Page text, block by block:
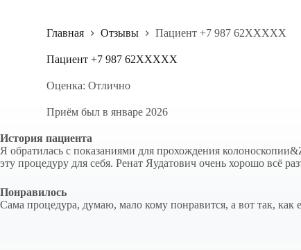
Главная Отзывы Пациент +7 987 62XXXXX
Пациент +7 987 62XXXXX
Оценка: Отлично
Приём был в январе 2026
История пациента
Я обратилась с показаниями для прохождения
эту процедуру для себя. Ренат Яудатович очень хорошо всё
Понравилось
Сама процедура, думаю, мало кому понравится, а вот так,